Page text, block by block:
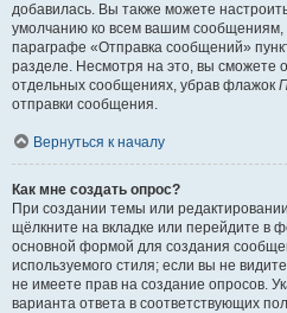
добавилась. Вы также можете
умолчанию ко всем вашим сообщениям,
параграфе «Отправка сообщений»
разделе. Несмотря на это, вы сможете
отдельных сообщениях, убрав флажок
отправки сообщения.
Вернуться к началу
Как мне создать опрос?
При создании темы или
щёлкните на вкладке или перейдите в
основной формой для создания
используемого стиля; если вы не
не имеете прав на создание опросов.
варианта ответа в соответствующих